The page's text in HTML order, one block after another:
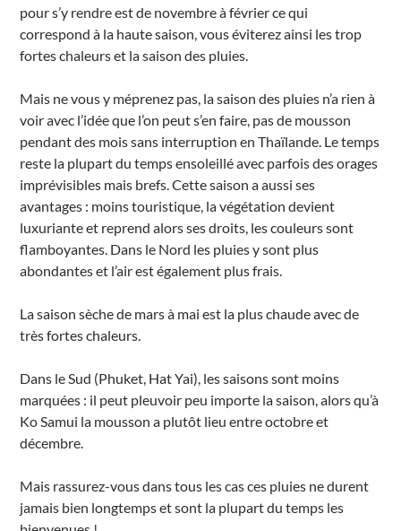
pour s’y rendre est de novembre à février ce qui
correspond à la haute saison, vous éviterez ainsi les trop
fortes chaleurs et la saison des pluies.
Mais ne vous y méprenez pas, la saison des pluies n’a rien à
voir avec l’idée que l’on peut s’en faire, pas de mousson
pendant des mois sans interruption en Thaïlande. Le temps
reste la plupart du temps ensoleillé avec parfois des orages
imprévisibles mais brefs. Cette saison a aussi ses
avantages : moins touristique, la végétation devient
luxuriante et reprend alors ses droits, les couleurs sont
flamboyantes. Dans le Nord les pluies y sont plus
abondantes et l’air est également plus frais.
La saison sèche de mars à mai est la plus chaude avec de
très fortes chaleurs.
Dans le Sud (Phuket, Hat Yai), les saisons sont moins
marquées : il peut pleuvoir peu importe la saison, alors qu’à
Ko Samui la mousson a plutôt lieu entre octobre et
décembre.
Mais rassurez-vous dans tous les cas ces pluies ne durent
jamais bien longtemps et sont la plupart du temps les